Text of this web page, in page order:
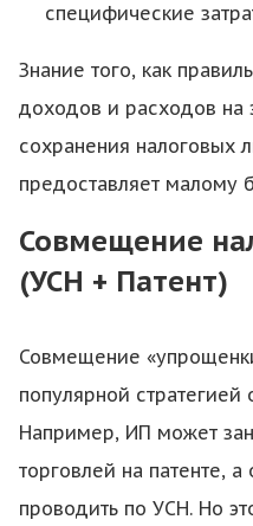
специфические
Знание того, как
доходов и расходов на
сохранения налоговых
предоставляет малому
Совмещение
(УСН + Патент)
Совмещение
популярной стратегией
Например, ИП может
торговлей на патенте, а
проводить по УСН. Но